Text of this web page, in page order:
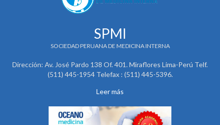
SPMI
SOCIEDAD PERUANA DE MEDICINA INTERNA
Dirección: Av. José Pardo 138 Of. 401. Miraflores Lima-Perú Telf.
(511) 445-1954 Telefax : (511) 445-5396.
Leer más